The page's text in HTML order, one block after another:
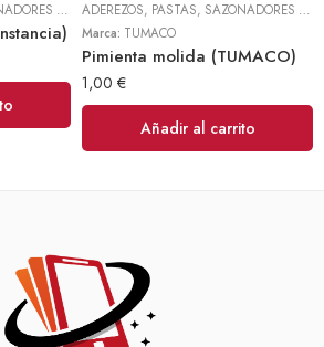
ADEREZOS, PASTAS, SAZONADORES Y CONDIMENTOS ,TODOS
ADEREZOS, PASTAS, SAZONADORES Y CONDIMENTOS
Marca: TUMACO
Pimienta molida (TUMACO)
1,00 €
Añadir al carrito